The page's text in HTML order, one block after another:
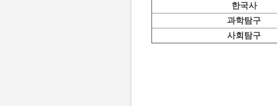
한국사
과학탐구
사회탐구